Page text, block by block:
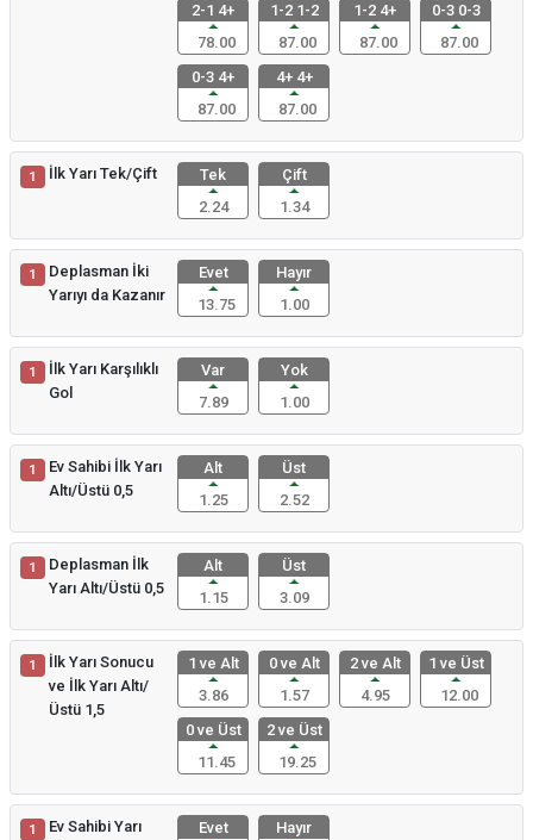
2-1 4+
78.00
1-2 1-2
87.00
1-2 4+
87.00
0-3 0-3
87.00
0-3 4+
87.00
4+ 4+
87.00
1 İlk Yarı Tek/Çift
Tek
2.24
Çift
1.34
1
Deplasman İki
Yarıyı da Kazanır
Evet
13.75
Hayır
1.00
1
İlk Yarı Karşılıklı
Gol
Var
7.89
Yok
1.00
1
Ev Sahibi İlk Yarı
Altı/Üstü 0,5
Alt
1.25
Üst
2.52
1
Deplasman İlk
Yarı Altı/Üstü 0,5
Alt
1.15
Üst
3.09
1
İlk Yarı Sonucu
ve İlk Yarı Altı/
Üstü 1,5
1 ve Alt
3.86
0 ve Alt
1.57
2 ve Alt
4.95
1 ve Üst
12.00
0 ve Üst
11.45
2 ve Üst
19.25
1
Ev Sahibi Yarı
Evet
Hayır